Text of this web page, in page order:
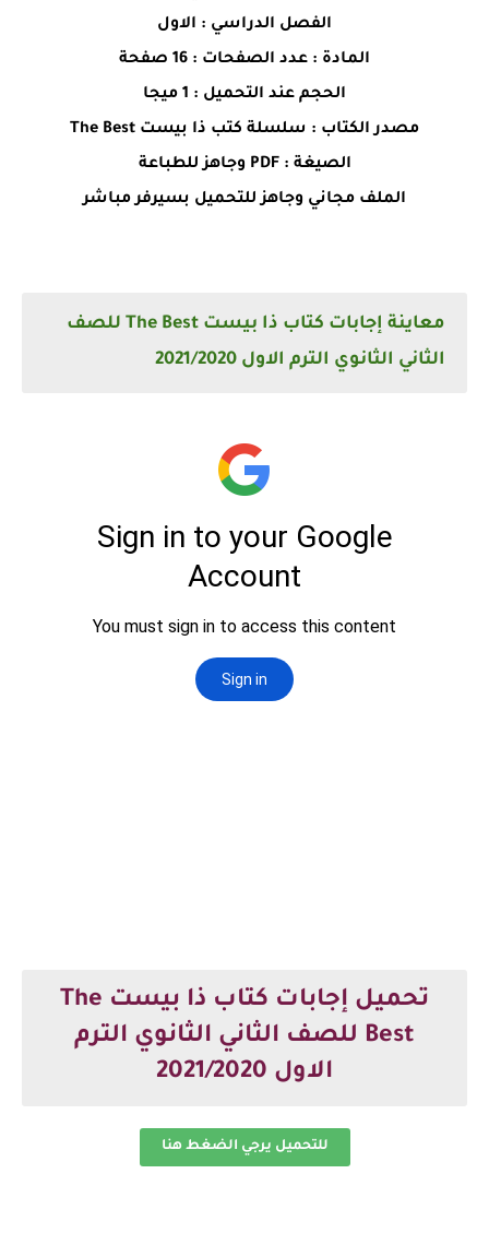
الفصل الدراسي : الاول
المادة : عدد الصفحات : 16 صفحة
الحجم عند التحميل : 1 ميجا
مصدر الكتاب : سلسلة كتب ذا بيست The Best
الصيغة : PDF وجاهز للطباعة
الملف مجاني وجاهز للتحميل بسيرفر مباشر
معاينة إجابات كتاب ذا بيست The Best للصف
الثاني الثانوي الترم الاول 2021/2020
تحميل إجابات كتاب ذا بيست The
Best للصف الثاني الثانوي الترم
الاول 2021/2020
للتحميل يرجي الضغط هنا